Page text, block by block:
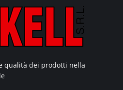
qualità dei prodotti nella